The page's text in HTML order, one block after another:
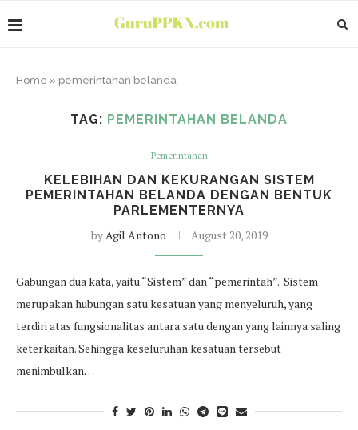
Home » pemerintahan belanda
TAG: PEMERINTAHAN BELANDA
Pemerintahan
KELEBIHAN DAN KEKURANGAN SISTEM
PEMERINTAHAN BELANDA DENGAN BENTUK
PARLEMENTERNYA
byAgil Antono August 20, 2019
Gabungan dua kata, yaitu “Sistem” dan “pemerintah”. Sistem
merupakan hubungan satu kesatuan yang menyeluruh, yang
terdiri atas fungsionalitas antara satu dengan yang lainnya saling
keterkaitan. Sehingga keseluruhan kesatuan tersebut
menimbulkan…